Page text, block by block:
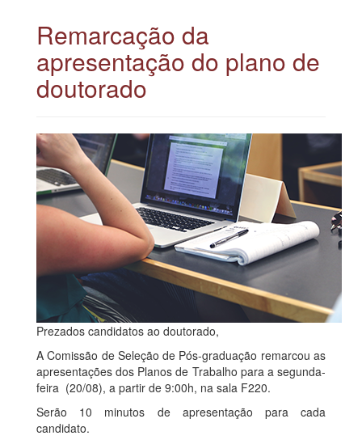
Remarcação da
apresentação do plano de
doutorado
Prezados candidatos ao doutorado,
A Comissão de Seleção de Pós-graduação remarcou as
apresentações dos Planos de Trabalho para a segunda-
feira (20/08), a partir de 9:00h, na sala F220.
Serão 10 minutos de apresentação para cada
candidato.